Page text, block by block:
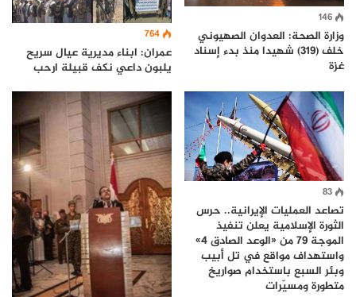
146
وزارة الصحة: العدوان الصهيوني
خلف (319) شهيدا منذ بدء إسناد
غزة
764
عمران: ابناء مديرية عيال سريح
يلبون داعي نكف قبيلة ارحب
83
تصاعد العمليات الإيرانية.. حرس
الثورة الإسلامية يعلن تنفيذ
الموجة 79 من «الوعد الصادق 4»
واستهداف مواقع في تل أبيب
وبئر السبع باستخدام صواريخ
متطورة ومسيّرات